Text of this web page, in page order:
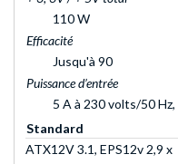
110 W
Efficacité
Jusqu'à 90
Puissance d’entrée
5 A à 230 volts/50
Standard
ATX12V 3.1, EPS12v 2,9 x